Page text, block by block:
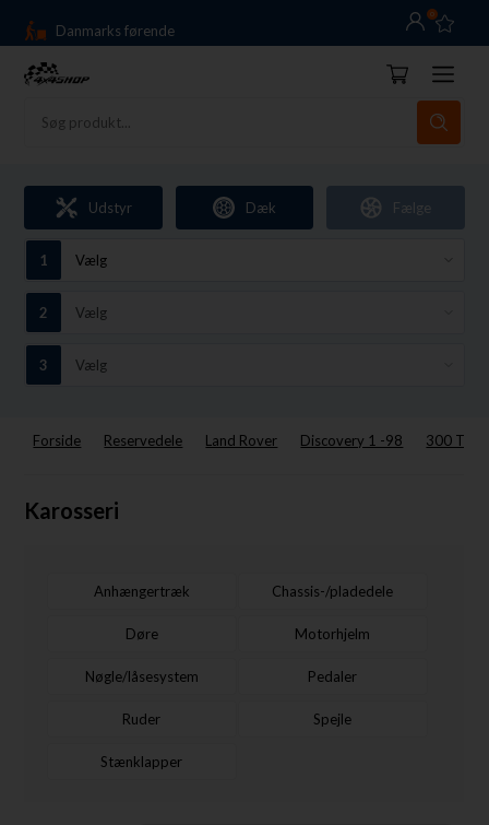
Danmarks førende
14 dages returret
Dag-til-dag levering
Danmarks førende
14 dages returret
0
Udstyr Dæk Fælge
Forside Reservedele Land Rover Discovery 1 -98 300 TDI
Karosseri
Anhængertræk Chassis-/pladedele
Døre Motorhjelm
Nøgle/låsesystem Pedaler
Ruder Spejle
Stænklapper